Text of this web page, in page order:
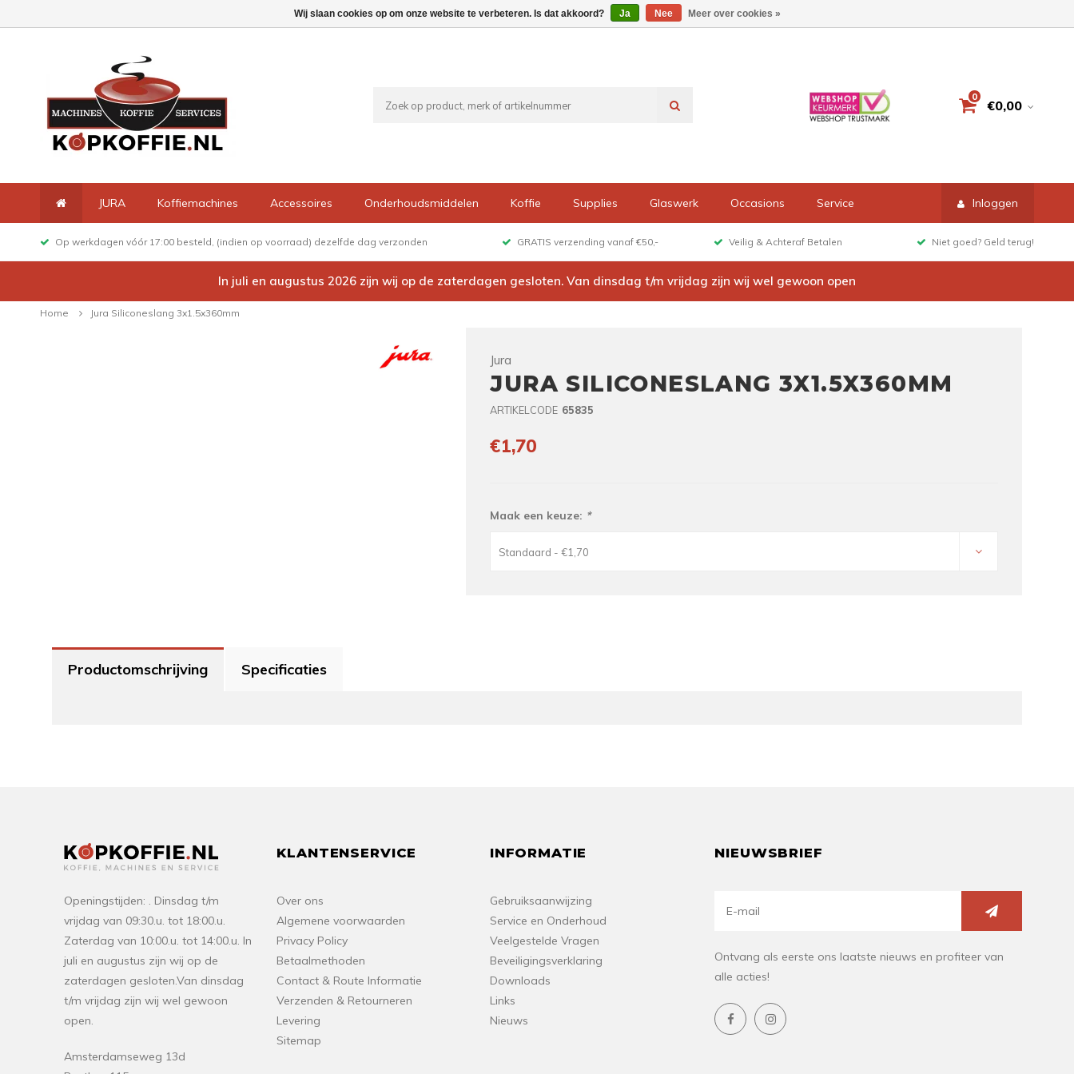
0
€0,00
JURA Koffiemachines Accessoires Onderhoudsmiddelen Koffie Supplies Glaswerk Occasions Service Inloggen
Op werkdagen vóór 17:00 besteld, (indien op voorraad) dezelfde dag verzonden GRATIS verzending vanaf €50,- Veilig & Achteraf Betalen Niet goed? Geld terug!
In juli en augustus 2026 zijn wij op de zaterdagen gesloten. Van dinsdag t/m vrijdag zijn wij wel gewoon open
Home Jura Siliconeslang 3x1.5x360mm
Jura
JURA SILICONESLANG 3X1.5X360MM
ARTIKELCODE 65835
€1,70
Maak een keuze: *
Standaard - €1,70
Productomschrijving Specificaties
Openingstijden: . Dinsdag t/m
vrijdag van 09:30.u. tot 18:00.u.
Zaterdag van 10:00.u. tot 14:00.u. In
juli en augustus zijn wij op de
zaterdagen gesloten.Van dinsdag
t/m vrijdag zijn wij wel gewoon
open.
Amsterdamseweg 13d
KLANTENSERVICE
Over ons
Algemene voorwaarden
Privacy Policy
Betaalmethoden
Contact & Route Informatie
Verzenden & Retourneren
Levering
Sitemap
INFORMATIE
Gebruiksaanwijzing
Service en Onderhoud
Veelgestelde Vragen
Beveiligingsverklaring
Downloads
Links
Nieuws
NIEUWSBRIEF
Ontvang als eerste ons laatste nieuws en profiteer van
alle acties!
Wij slaan cookies op om onze website te verbeteren. Is dat akkoord? Ja Nee Meer over cookies »